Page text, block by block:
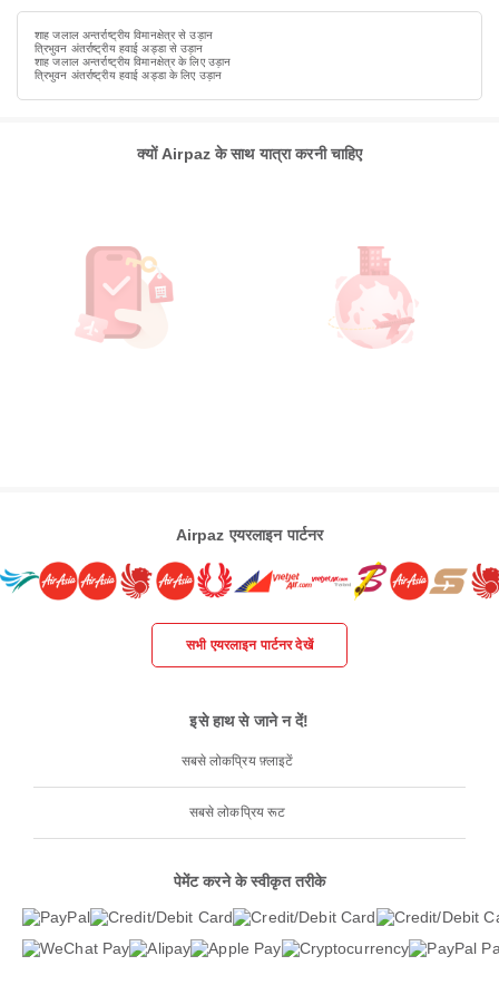
शाह जलाल अन्तर्राष्ट्रीय विमानक्षेत्र से उड़ान
त्रिभुवन अंतर्राष्ट्रीय हवाई अड्डा से उड़ान
शाह जलाल अन्तर्राष्ट्रीय विमानक्षेत्र के लिए उड़ान
त्रिभुवन अंतर्राष्ट्रीय हवाई अड्डा के लिए उड़ान
क्यों Airpaz के साथ यात्रा करनी चाहिए
Airpaz एयरलाइन पार्टनर
सभी एयरलाइन पार्टनर देखें
इसे हाथ से जाने न दें!
सबसे लोकप्रिय फ़्लाइटें
सबसे लोकप्रिय रूट
पेमेंट करने के स्वीकृत तरीके